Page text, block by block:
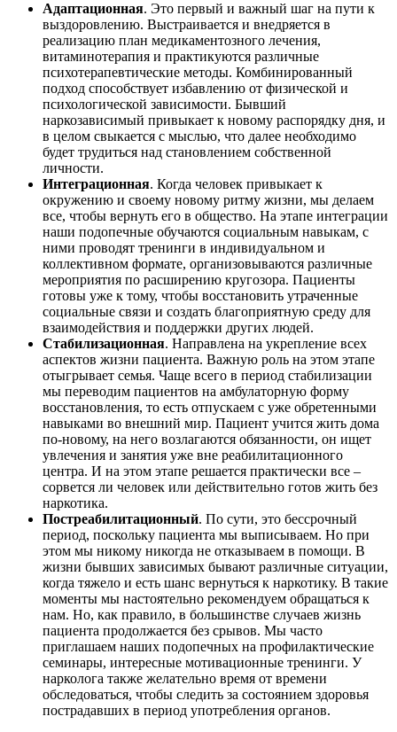
Адаптационная. Это первый и важный шаг на пути к
выздоровлению. Выстраивается и внедряется в
реализацию план медикаментозного лечения,
витаминотерапия и практикуются различные
психотерапевтические методы. Комбинированный
подход способствует избавлению от физической и
психологической зависимости. Бывший
наркозависимый привыкает к новому распорядку дня, и
в целом свыкается с мыслью, что далее необходимо
будет трудиться над становлением собственной
личности.
Интеграционная. Когда человек привыкает к
окружению и своему новому ритму жизни, мы делаем
все, чтобы вернуть его в общество. На этапе интеграции
наши подопечные обучаются социальным навыкам, с
ними проводят тренинги в индивидуальном и
коллективном формате, организовываются различные
мероприятия по расширению кругозора. Пациенты
готовы уже к тому, чтобы восстановить утраченные
социальные связи и создать благоприятную среду для
взаимодействия и поддержки других людей.
Стабилизационная. Направлена на укрепление всех
аспектов жизни пациента. Важную роль на этом этапе
отыгрывает семья. Чаще всего в период стабилизации
мы переводим пациентов на амбулаторную форму
восстановления, то есть отпускаем с уже обретенными
навыками во внешний мир. Пациент учится жить дома
по-новому, на него возлагаются обязанности, он ищет
увлечения и занятия уже вне реабилитационного
центра. И на этом этапе решается практически все –
сорвется ли человек или действительно готов жить без
наркотика.
Постреабилитационный. По сути, это бессрочный
период, поскольку пациента мы выписываем. Но при
этом мы никому никогда не отказываем в помощи. В
жизни бывших зависимых бывают различные ситуации,
когда тяжело и есть шанс вернуться к наркотику. В такие
моменты мы настоятельно рекомендуем обращаться к
нам. Но, как правило, в большинстве случаев жизнь
пациента продолжается без срывов. Мы часто
приглашаем наших подопечных на профилактические
семинары, интересные мотивационные тренинги. У
нарколога также желательно время от времени
обследоваться, чтобы следить за состоянием здоровья
пострадавших в период употребления органов.